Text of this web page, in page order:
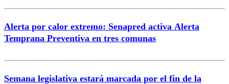
Alerta por calor extremo: Senapred activa Alerta
Temprana Preventiva en tres comunas
Semana legislativa estará marcada por el fin de la